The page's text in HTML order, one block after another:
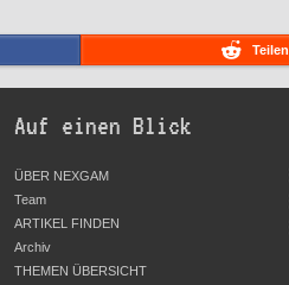
Teilen
Auf einen Blick
ÜBER NEXGAM
Team
ARTIKEL FINDEN
Archiv
THEMEN ÜBERSICHT